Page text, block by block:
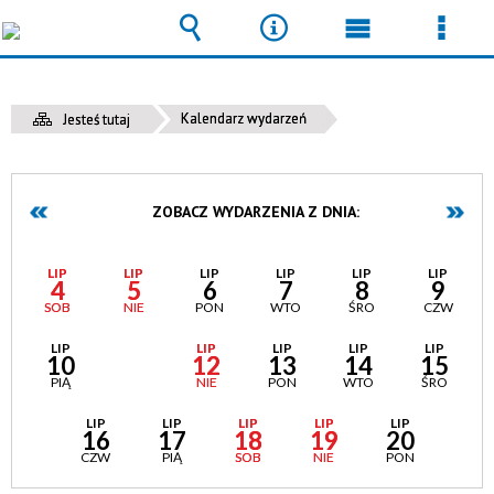
Jesteś tutaj Kalendarz wydarzeń
ZOBACZ WYDARZENIA Z DNIA:
LIP
4
SOB
LIP
5
NIE
LIP
6
PON
LIP
7
WTO
LIP
8
ŚRO
LIP
9
CZW
LIP
10
PIĄ
LIP
12
NIE
LIP
13
PON
LIP
14
WTO
LIP
15
ŚRO
LIP
16
CZW
LIP
17
PIĄ
LIP
18
SOB
LIP
19
NIE
LIP
20
PON
Wyszukiwarka
Narzędzia
Menu